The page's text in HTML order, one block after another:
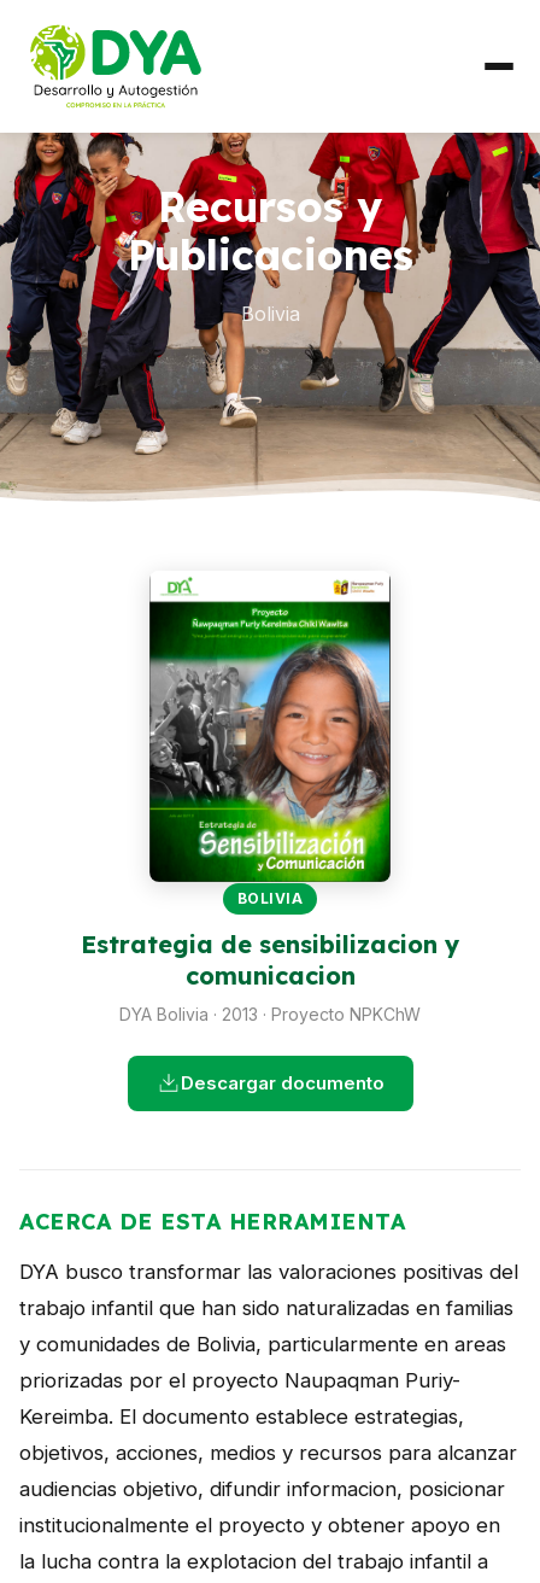
QUIÉNES SOMOS
Línea de Tiempo
Alianzas Regionales
QUÉ HACEMOS
Líneas de Trabajo
PAÍSES
Ecuador
En Argentina
Caja de Herramientas
Transparencia
NOTICIAS
English
Recursos y
Publicaciones
Bolivia
BOLIVIA
Estrategia de sensibilizacion y
comunicacion
DYA Bolivia · 2013 · Proyecto NPKChW
Descargar documento
ACERCA DE ESTA HERRAMIENTA
DYA busco transformar las valoraciones positivas del
trabajo infantil que han sido naturalizadas en familias
y comunidades de Bolivia, particularmente en areas
priorizadas por el proyecto Naupaqman Puriy-
Kereimba. El documento establece estrategias,
objetivos, acciones, medios y recursos para alcanzar
audiencias objetivo, difundir informacion, posicionar
institucionalmente el proyecto y obtener apoyo en
la lucha contra la explotacion del trabajo infantil a